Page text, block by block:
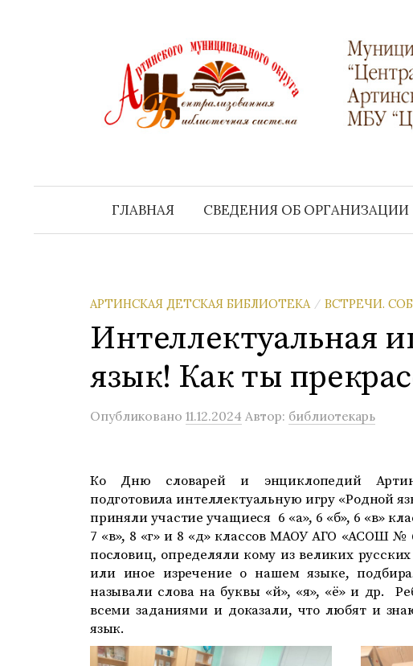
ГЛАВНАЯ СВЕДЕНИЯ ОБ ОРГАНИЗАЦИИ
АРТИНСКАЯ ДЕТСКАЯ БИБЛИОТЕКА / ВСТРЕЧИ.
Интеллектуальная
язык! Как ты
Опубликовано 11.12.2024 Автор: библиотекарь
Ко Дню словарей и энциклопедий
подготовила интеллектуальную игру «Родной
приняли участие учащиеся 6 «а», 6 «б», 6 «в»
7 «в», 8 «г» и 8 «д» классов МАОУ АГО «АСОШ №
пословиц, определяли кому из великих
или иное изречение о нашем языке,
называли слова на буквы «й», «я», «ё» и др.
всеми заданиями и доказали, что любят и
язык.